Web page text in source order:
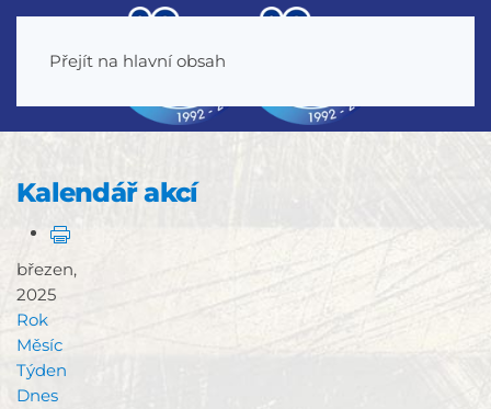
Přejít na hlavní obsah
Kalendář akcí
březen,
2025
Rok
Měsíc
Týden
Dnes